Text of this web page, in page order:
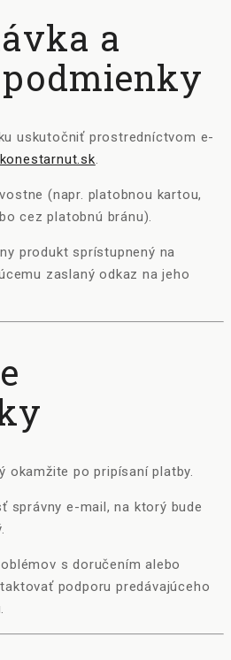
a
uskutočniť prostredníctvom e-
.
(napr. platobnou kartou,
cez platobnú bránu).
produkt sprístupnený na
zaslaný odkaz na jeho
okamžite po pripísaní platby.
správny e-mail, na ktorý bude
s doručením alebo
podporu predávajúceho